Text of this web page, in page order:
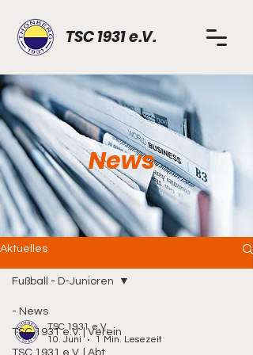
TSC 1931 e.V.
Aktuelles
- News
TSC 1931 e.V. | Verein
TSC 1931 e.V. | Abt.
Fußball - D-Junioren
TSC 1931 e.V.
10. Juni
1 Min. Lesezeit
News